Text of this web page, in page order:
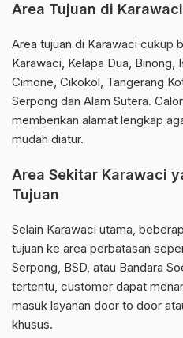
Area Tujuan di Karawaci
Area tujuan di Karawaci cukup
Karawaci, Kelapa Dua, Binong,
Cimone, Cikokol, Tangerang
Serpong dan Alam Sutera.
memberikan alamat lengkap
mudah diatur.
Area Sekitar Karawaci
Tujuan
Selain Karawaci utama,
tujuan ke area perbatasan
Serpong, BSD, atau Bandara
tertentu, customer dapat
masuk layanan door to door
khusus.